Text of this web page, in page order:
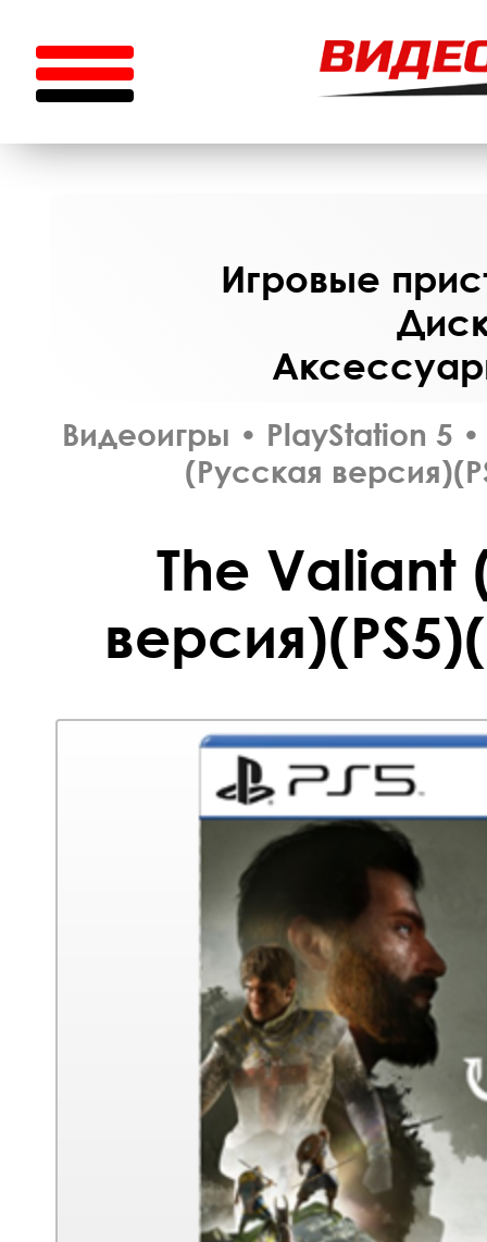
Игровые
Видеоигры • PlayStation 5 •
(Русская
The Valiant